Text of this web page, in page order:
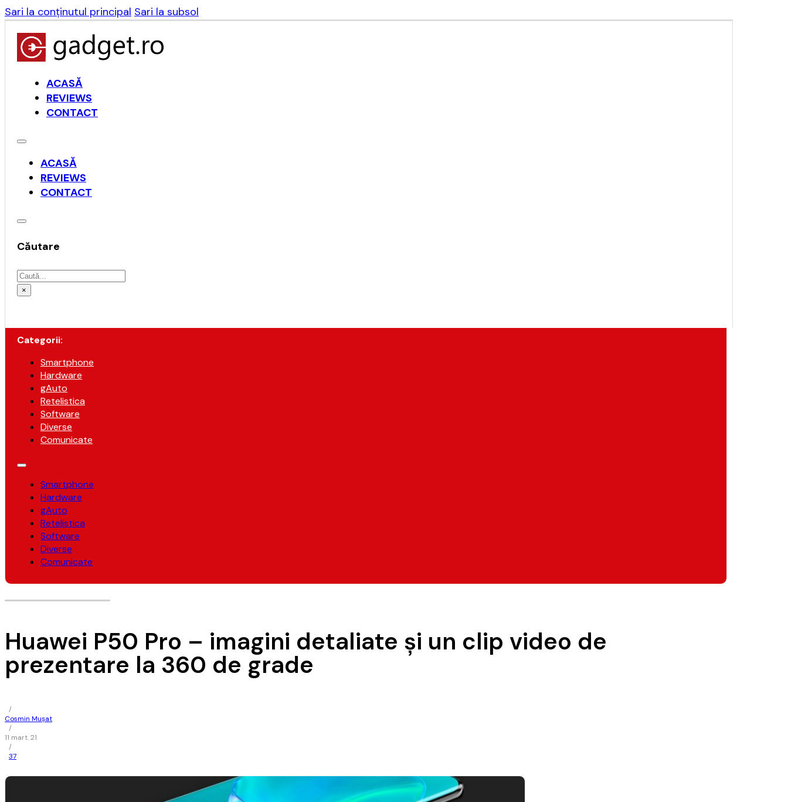
Sari la conținutul principal Sari la subsol
ACASĂ
REVIEWS
CONTACT
ACASĂ
REVIEWS
CONTACT
Căutare
Caută
×
Categorii:
Smartphone
Hardware
gAuto
Retelistica
Software
Diverse
Comunicate
Smartphone
Hardware
gAuto
Retelistica
Software
Diverse
Comunicate
Huawei P50 Pro – imagini detaliate şi un clip video de
prezentare la 360 de grade
/
Cosmin Mușat
/
11 mart. 21
/
37